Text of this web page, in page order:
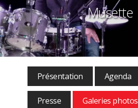
Musette
Présentation Agenda
Presse Galeries photos